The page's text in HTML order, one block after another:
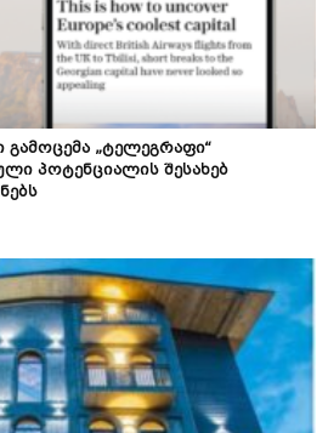
„ტელეგრაფი“
პოტენციალის შესახებ